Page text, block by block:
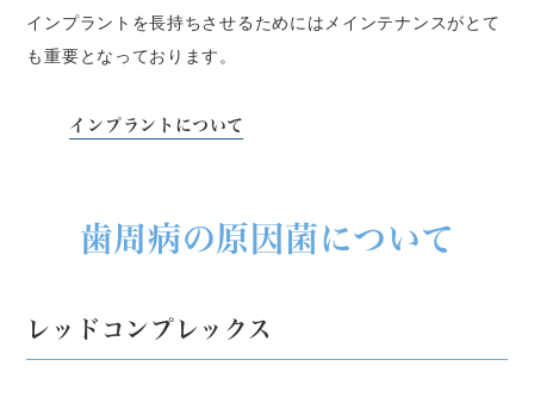
インプラントを長持ちさせるためにはメインテナンスがとて
も重要となっております。
インプラントについて
歯周病の原因菌について
レッドコンプレックス